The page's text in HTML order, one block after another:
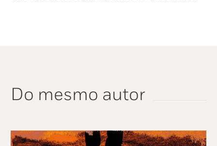
Do mesmo autor